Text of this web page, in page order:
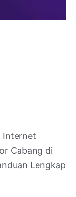
Internet
Cabang di
Lengkap